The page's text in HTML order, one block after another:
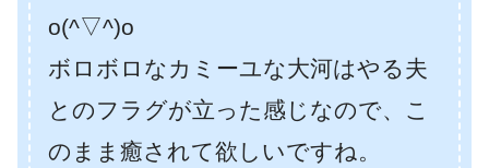
o(^▽^)o
ボロボロなカミーユな大河はやる夫
とのフラグが立った感じなので、こ
のまま癒されて欲しいですね。